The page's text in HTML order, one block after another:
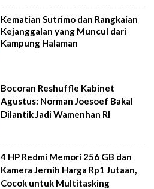
Kematian Sutrimo dan Rangkaian
Kejanggalan yang Muncul dari
Kampung Halaman
Bocoran Reshuffle Kabinet
Agustus: Norman Joesoef Bakal
Dilantik Jadi Wamenhan RI
4 HP Redmi Memori 256 GB dan
Kamera Jernih Harga Rp1 Jutaan,
Cocok untuk Multitasking